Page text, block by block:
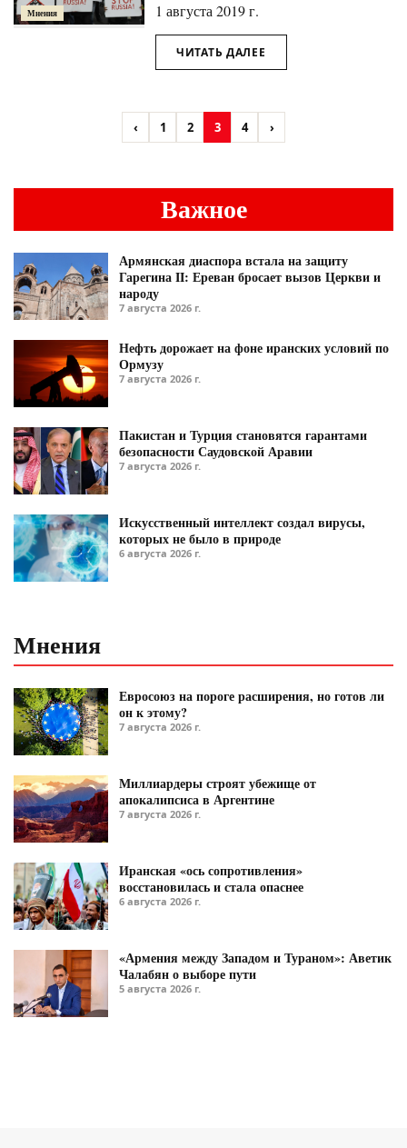
Мнения 1 августа 2019 г.
ЧИТАТЬ ДАЛЕЕ
‹ 1 2 3 4 ›
Важное
Армянская диаспора встала на защиту
Гарегина II: Ереван бросает вызов Церкви и
народу
7 августа 2026 г.
Нефть дорожает на фоне иранских условий по
Ормузу
7 августа 2026 г.
Пакистан и Турция становятся гарантами
безопасности Саудовской Аравии
7 августа 2026 г.
Искусственный интеллект создал вирусы,
которых не было в природе
6 августа 2026 г.
Мнения
Евросоюз на пороге расширения, но готов ли
он к этому?
7 августа 2026 г.
Миллиардеры строят убежище от
апокалипсиса в Аргентине
7 августа 2026 г.
Иранская «ось сопротивления»
восстановилась и стала опаснее
6 августа 2026 г.
«Армения между Западом и Тураном»: Аветик
Чалабян о выборе пути
5 августа 2026 г.